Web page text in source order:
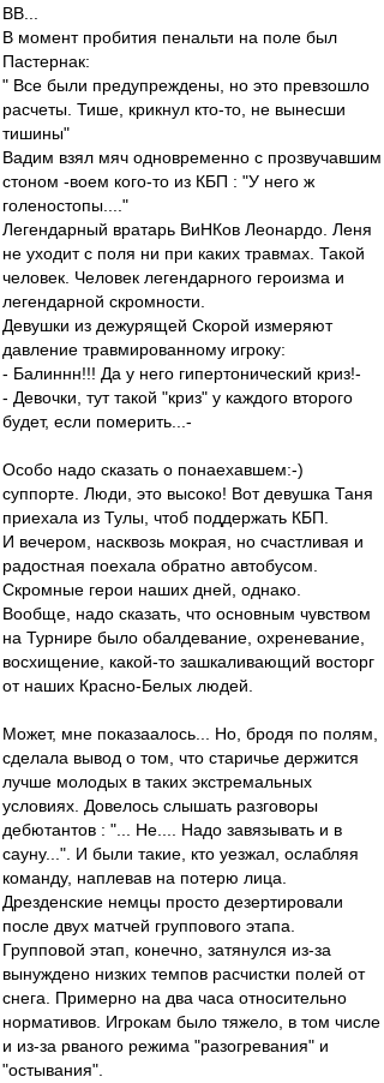
ВВ...
В момент пробития пенальти на поле был
Пастернак:
" Все были предупреждены, но это превзошло
расчеты. Тише, крикнул кто-то, не вынесши
тишины"
Вадим взял мяч одновременно с прозвучавшим
стоном -воем кого-то из КБП : "У него ж
голеностопы...."
Легендарный вратарь ВиНКов Леонардо. Леня
не уходит с поля ни при каких травмах. Такой
человек. Человек легендарного героизма и
легендарной скромности.
Девушки из дежурящей Скорой измеряют
давление травмированному игроку:
- Балиннн!!! Да у него гипертонический криз!-
- Девочки, тут такой "криз" у каждого второго
будет, если померить...-
Особо надо сказать о понаехавшем:-)
суппорте. Люди, это высоко! Вот девушка Таня
приехала из Тулы, чтоб поддержать КБП.
И вечером, насквозь мокрая, но счастливая и
радостная поехала обратно автобусом.
Скромные герои наших дней, однако.
Вообще, надо сказать, что основным чувством
на Турнире было обалдевание, охреневание,
восхищение, какой-то зашкаливающий восторг
от наших Красно-Белых людей.
Может, мне показаалось... Но, бродя по полям,
сделала вывод о том, что старичье держится
лучше молодых в таких экстремальных
условиях. Довелось слышать разговоры
дебютантов : "... Не.... Надо завязывать и в
сауну...". И были такие, кто уезжал, ослабляя
команду, наплевав на потерю лица.
Дрезденские немцы просто дезертировали
после двух матчей группового этапа.
Групповой этап, конечно, затянулся из-за
вынуждено низких темпов расчистки полей от
снега. Примерно на два часа относительно
нормативов. Игрокам было тяжело, в том числе
и из-за рваного режима "разогревания" и
"остывания".